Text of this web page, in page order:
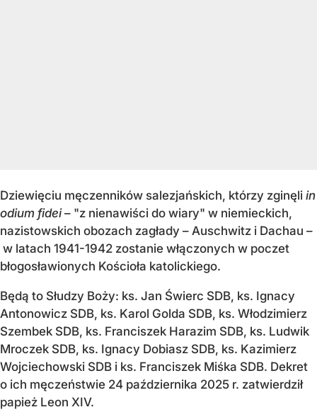
Dziewięciu męczenników salezjańskich, którzy zginęli in
odium fidei– "z nienawiści do wiary" w niemieckich,
nazistowskich obozach zagłady – Auschwitz i Dachau –
w latach 1941-1942 zostanie włączonych w poczet
błogosławionych Kościoła katolickiego.
Będą to Słudzy Boży: ks. Jan Świerc SDB, ks. Ignacy
Antonowicz SDB, ks. Karol Golda SDB, ks. Włodzimierz
Szembek SDB, ks. Franciszek Harazim SDB, ks. Ludwik
Mroczek SDB, ks. Ignacy Dobiasz SDB, ks. Kazimierz
Wojciechowski SDB i ks. Franciszek Miśka SDB. Dekret
o ich męczeństwie 24 października 2025 r. zatwierdził
papież Leon XIV.